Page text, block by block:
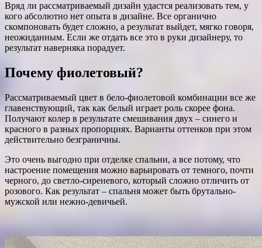
Вряд ли рассматриваемый дизайн удастся реализовать тем, у
кого абсолютно нет опыта в дизайне. Все органично
скомпоновать будет сложно, а результат выйдет, мягко говоря,
неожиданным. Если же отдать все это в руки дизайнеру, то
результат наверняка порадует.
Почему фиолетовый?
Рассматриваемый цвет в бело-фиолетовой комбинации все же
главенствующий, так как белый играет роль скорее фона.
Получают колер в результате смешивания двух – синего и
красного в разных пропорциях. Варианты оттенков при этом
действительно безграничны.
Это очень выгодно при отделке спальни, а все потому, что
настроение помещения можно варьировать от темного, почти
черного, до светло-сиреневого, который сложно отличить от
розового. Как результат – спальня может быть брутально-
мужской или нежно-девичьей.